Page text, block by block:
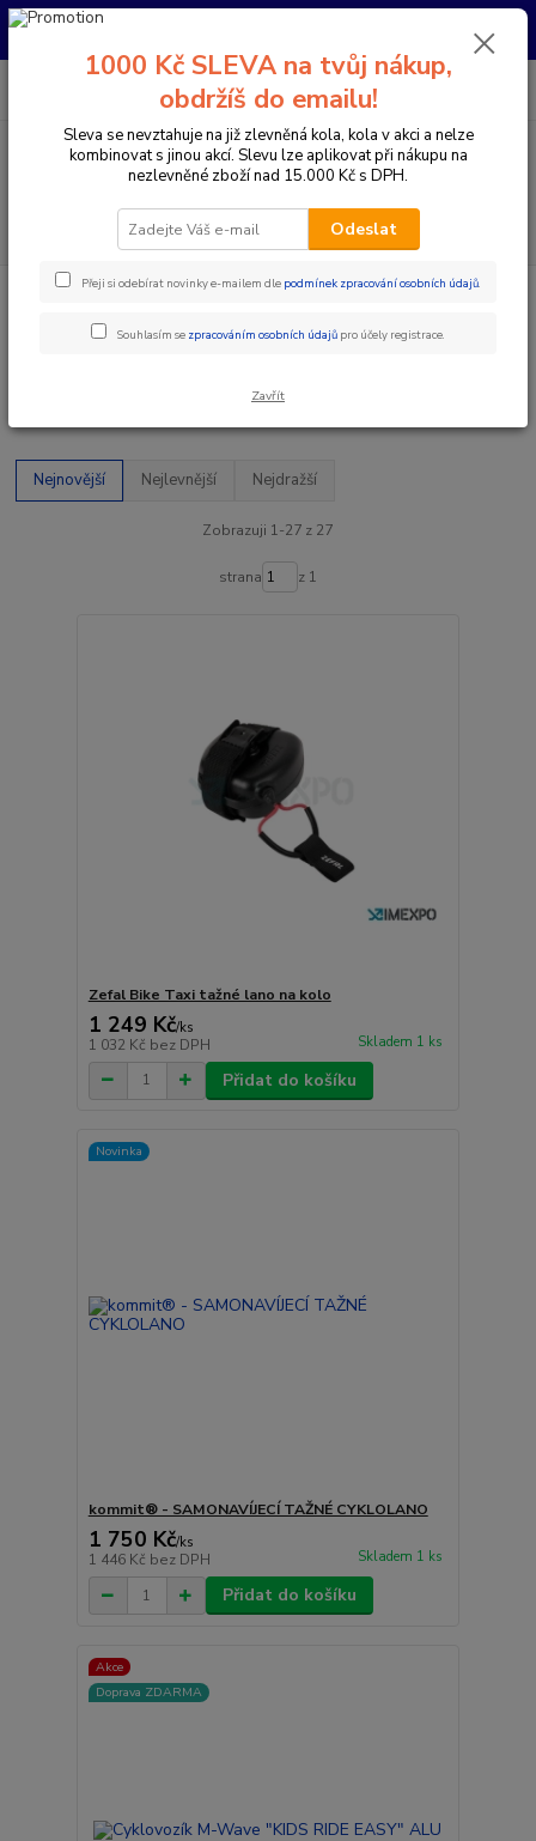
Pro nachystání kola / doplňků na prodejně si prosím zavolejte dopředu.
Menu
CZK
PO-PÁ 10:00-17:00 | SO: 9:00-12:00
Doplňky a helmy Cyklovozíky a tažné lana
Cyklovozíky a tažné lana
Upřesnit parametry
Nejnovější Nejlevnější Nejdražší
Zobrazuji 1-27 z 27
strana z 1
Zefal Bike Taxi tažné lano na kolo
1 249 Kč/ks
1 032 Kč bez DPH Skladem 1 ks
Přidat do košíku
Novinka
kommit® - SAMONAVÍJECÍ TAŽNÉ CYKLOLANO
1 750 Kč/ks
1 446 Kč bez DPH Skladem 1 ks
Přidat do košíku
Akce
Doprava ZDARMA
1000 Kč SLEVA na tvůj nákup,
obdržíš do emailu!
Sleva se nevztahuje na již zlevněná kola, kola v akci a nelze
kombinovat s jinou akcí. Slevu lze aplikovat při nákupu na
nezlevněné zboží nad 15.000 Kč s DPH.
Odeslat
Přeji si odebírat novinky e-mailem dle podmínek zpracování osobních údajů.
Souhlasím se zpracováním osobních údajů pro účely registrace.
Zavřít